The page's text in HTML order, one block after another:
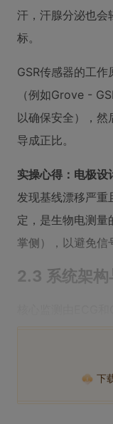
汗，汗腺分泌也会
标。
GSR传感器的工作
（例如Grove -
以确保安全），
导成正比。
实操心得：电极设
发现基线漂移严
定，是生物电测量
掌侧），以避免信
2.3 系统架构
下